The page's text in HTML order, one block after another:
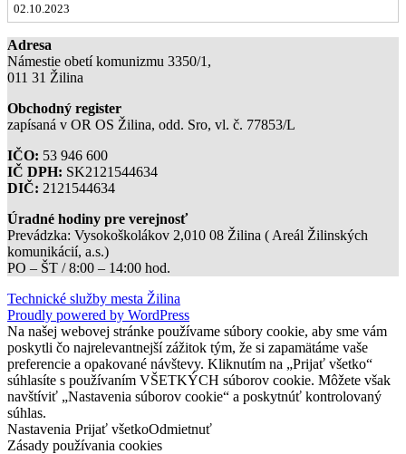
02.10.2023
Adresa
Námestie obetí komunizmu 3350/1,
011 31 Žilina
Obchodný register
zapísaná v OR OS Žilina, odd. Sro, vl. č. 77853/L
IČO: 53 946 600
IČ DPH: SK2121544634
DIČ: 2121544634
Úradné hodiny pre verejnosť
Prevádzka: Vysokoškolákov 2,010 08 Žilina ( Areál Žilinských
komunikácií, a.s.)
PO – ŠT / 8:00 – 14:00 hod.
Technické služby mesta Žilina
Proudly powered by WordPress
Na našej webovej stránke používame súbory cookie, aby sme vám
poskytli čo najrelevantnejší zážitok tým, že si zapamätáme vaše
preferencie a opakované návštevy. Kliknutím na „Prijať všetko“
súhlasíte s používaním VŠETKÝCH súborov cookie. Môžete však
navštíviť „Nastavenia súborov cookie“ a poskytnúť kontrolovaný
súhlas.
Nastavenia Prijať všetkoOdmietnuť
Zásady používania cookies